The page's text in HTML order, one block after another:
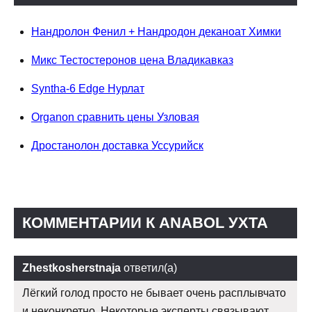
Нандролон Фенил + Нандродон деканоат Химки
Микс Тестостеронов цена Владикавказ
Syntha-6 Edge Нурлат
Organon сравнить цены Узловая
Дростанолон доставка Уссурийск
КОММЕНТАРИИ К ANABOL УХТА
Zhestkosherstnaja ответил(а)
Лёгкий голод просто не бывает очень расплывчато